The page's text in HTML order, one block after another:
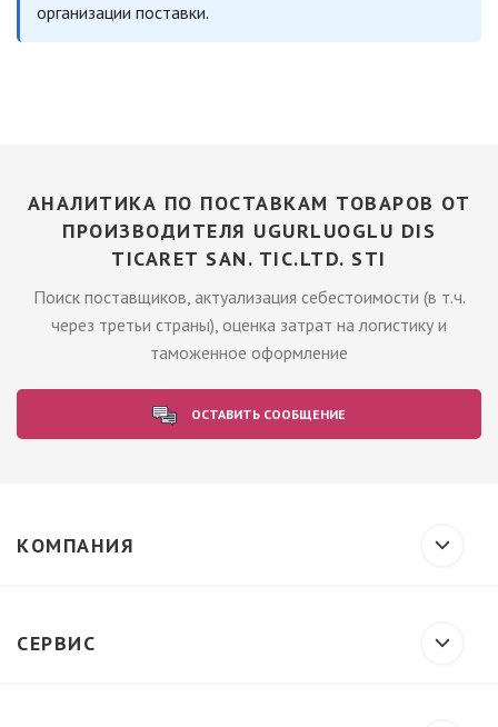
организации поставки.
АНАЛИТИКА ПО ПОСТАВКАМ ТОВАРОВ ОТ
ПРОИЗВОДИТЕЛЯ UGURLUOGLU DIS
TICARET SAN. TIC.LTD. STI
Поиск поставщиков, актуализация себестоимости (в т.ч.
через третьи страны), оценка затрат на логистику и
таможенное оформление
ОСТАВИТЬ СООБЩЕНИЕ
КОМПАНИЯ
СЕРВИС